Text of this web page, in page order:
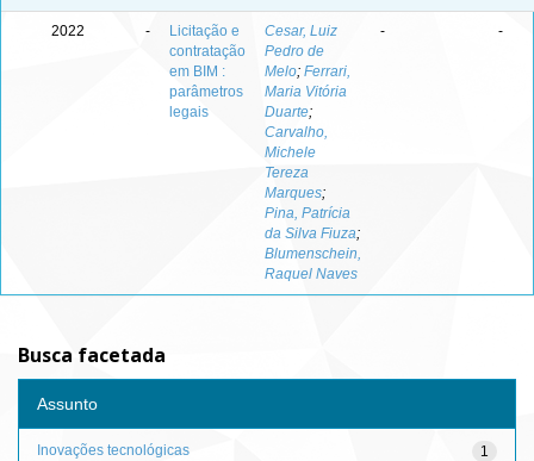
2022 -
Licitação e
contratação
em BIM :
parâmetros
legais
Cesar, Luiz
Pedro de
Melo; Ferrari,
Maria Vitória
Duarte;
Carvalho,
Michele
Tereza
Marques;
Pina, Patrícia
da Silva Fiuza;
Blumenschein,
Raquel Naves
- -
Busca facetada
Assunto
1
Inovações tecnológicas